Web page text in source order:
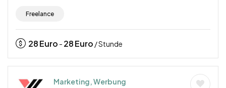
Freelance
28Euro - 28Euro / Stunde
Marketing, Werbung